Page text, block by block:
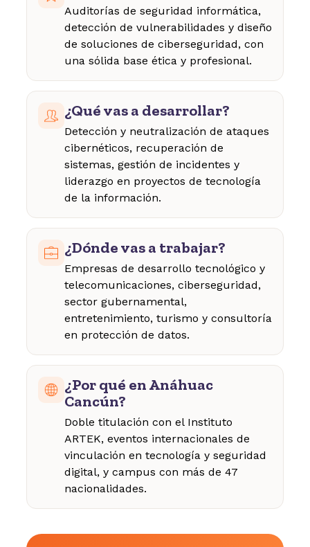
Auditorías de seguridad informática,
detección de vulnerabilidades y diseño
de soluciones de ciberseguridad, con
una sólida base ética y profesional.
¿Qué vas a desarrollar?
Detección y neutralización de ataques
cibernéticos, recuperación de
sistemas, gestión de incidentes y
liderazgo en proyectos de tecnología
de la información.
¿Dónde vas a trabajar?
Empresas de desarrollo tecnológico y
telecomunicaciones, ciberseguridad,
sector gubernamental,
entretenimiento, turismo y consultoría
en protección de datos.
¿Por qué en Anáhuac
Cancún?
Doble titulación con el Instituto
ARTEK, eventos internacionales de
vinculación en tecnología y seguridad
digital, y campus con más de 47
nacionalidades.